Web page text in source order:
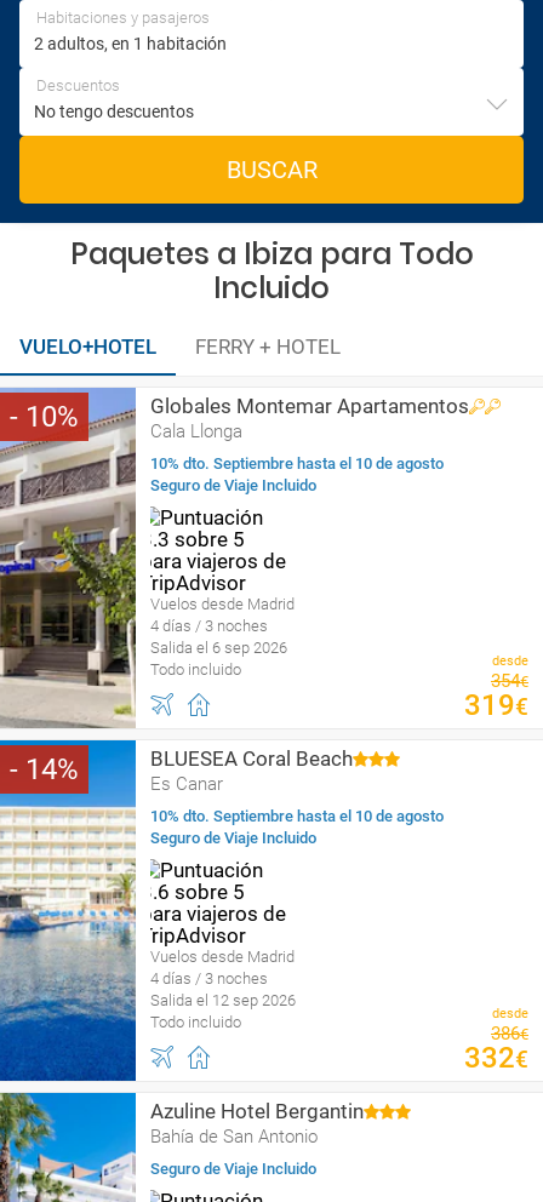
Habitaciones y pasajeros
Descuentos
BUSCAR
Paquetes a Ibiza para Todo
Incluido
VUELO+HOTEL FERRY + HOTEL
10 Globales Montemar Apartamentos
Cala Llonga
10% dto. Septiembre hasta el 10 de agosto
Seguro de Viaje Incluido
Vuelos desde Madrid
4 días / 3 noches
Salida el 6 sep 2026
Todo incluido
desde
354€
319€
14 BLUESEA Coral Beach
Es Canar
10% dto. Septiembre hasta el 10 de agosto
Seguro de Viaje Incluido
Vuelos desde Madrid
4 días / 3 noches
Salida el 12 sep 2026
Todo incluido
desde
386€
332€
Azuline Hotel Bergantin
Bahía de San Antonio
Seguro de Viaje Incluido